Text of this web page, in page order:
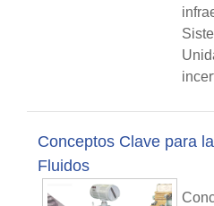
Conceptos Clave para
Fluidos